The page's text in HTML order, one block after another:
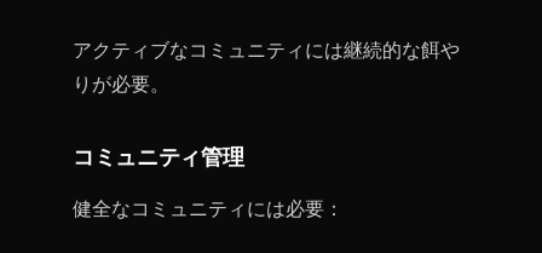
アクティブなコミュニティには継続的な餌や
りが必要。
コミュニティ管理
健全なコミュニティには必要：